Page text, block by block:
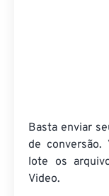
Basta enviar
de conversão.
lote os
Video.